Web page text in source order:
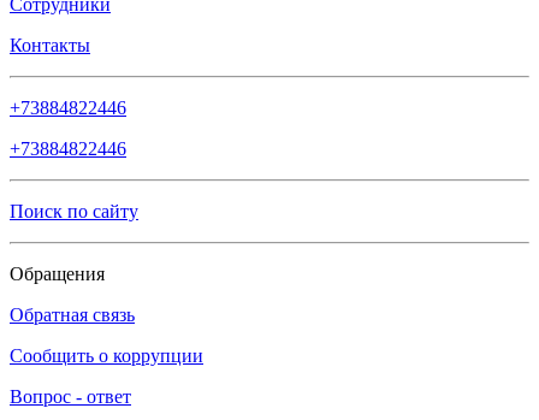
Сотрудники
Контакты
+73884822446
+73884822446
Поиск по сайту
Обращения
Обратная связь
Сообщить о коррупции
Вопрос - ответ